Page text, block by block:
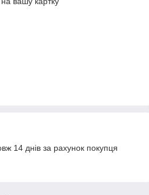
14 днів за рахунок покупця